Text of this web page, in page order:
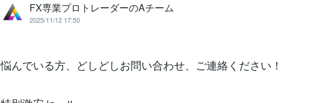
FX専業プロトレーダーのAチーム
2025/11/12 17:50
悩んでいる方、どしどしお問い合わせ、ご連絡ください！